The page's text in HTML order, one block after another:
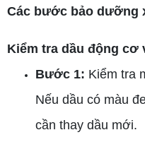
Các bước bảo dưỡng
Kiểm tra dầu động cơ
Bước 1: Kiểm tra
Nếu dầu có màu
cần thay dầu mới.